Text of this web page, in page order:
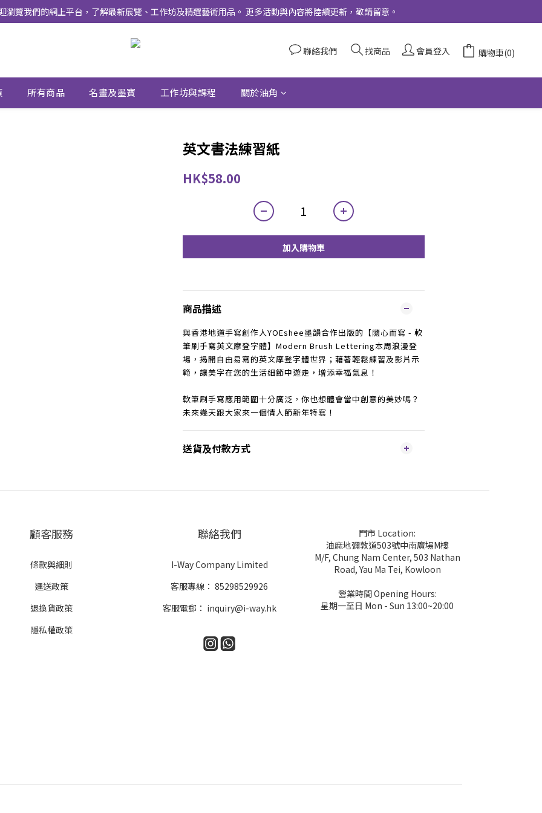
覽我們的網上平台，了解最新展覽、工作坊及精選藝術用品。 更多活動與內容將陸續更新，敬請留意。
聯絡我們 找商品 會員登入 購物車(0)
所有商品 名畫及墨寶 工作坊與課程 關於油角
英文書法練習紙
HK$58.00
加入購物車
商品描述
與香港地道手寫創作人YOEshee墨韻合作出版的【隨心而寫 - 軟
筆刷手寫英文摩登字體】Modern Brush Lettering本周浪漫登
場，揭開自由易寫的英文摩登字體世界；藉著輕鬆練習及影片示
範，讓美字在您的生活細節中遊走，增添幸福氣息！
軟筆刷手寫應用範圍十分廣泛，你也想體會當中創意的美妙嗎？
未來幾天跟大家來一個情人節新年特寫！
送貨及付款方式
顧客服務
條款與細則
運送政策
退換貨政策
隱私權政策
聯絡我們
I-Way Company Limited
客服專線：85298529926
客服電郵： inquiry@i-way.hk
門市 Location:
油麻地彌敦道503號中南廣場M樓
M/F, Chung Nam Center, 503 Nathan
Road, Yau Ma Tei, Kowloon
營業時間 Opening Hours:
星期一至日 Mon - Sun 13:00~20:00